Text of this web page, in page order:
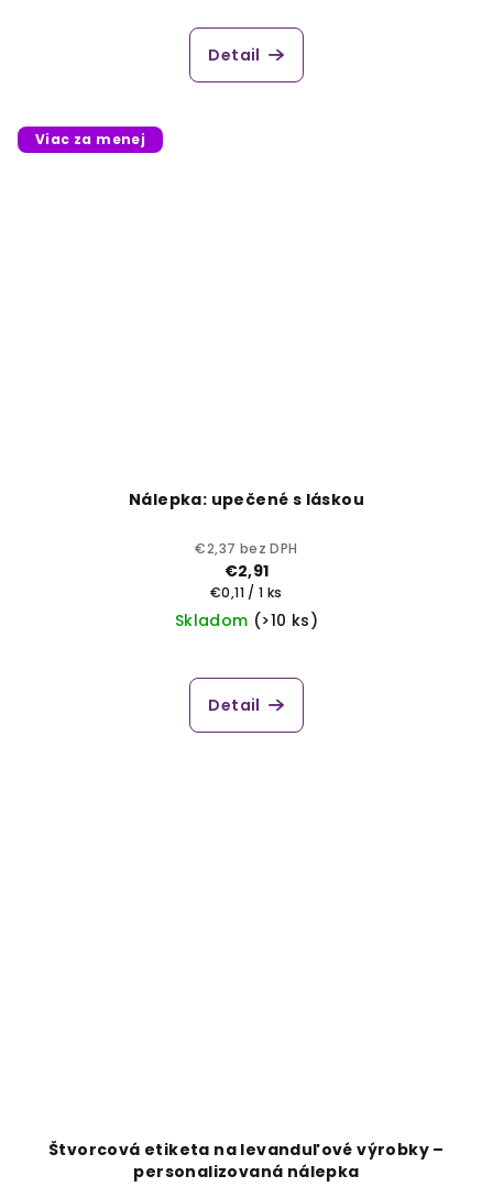
Detail
Viac za menej
Nálepka: upečené s láskou
€2,37 bez DPH
€2,91
Jednotková
cena:
€0,11 / 1 ks
Skladom (>10 ks)
Detail
Štvorcová etiketa na levanduľové výrobky –
personalizovaná nálepka